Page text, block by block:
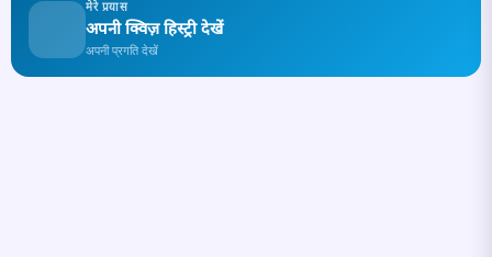
मेरे प्रयास
अपनी क्विज़ हिस्ट्री देखें
अपनी प्रगति देखें